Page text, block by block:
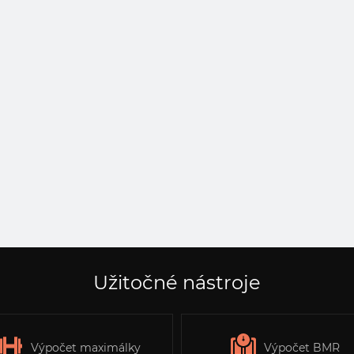
Užitočné nástroje
Výpočet maximálky Výpočet BMR